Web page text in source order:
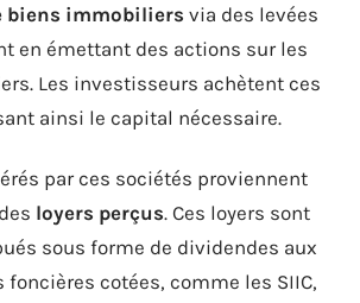
biens immobiliers via des levées
en émettant des actions sur les
Les investisseurs achètent ces
ainsi le capital nécessaire.
par ces sociétés proviennent
loyers perçus. Ces loyers sont
sous forme de dividendes aux
foncières cotées, comme les SIIC,